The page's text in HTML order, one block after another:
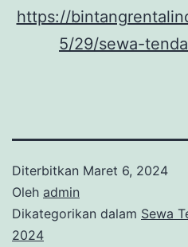
https://
5/29/sewa-
Diterbitkan Maret 6, 2024
Oleh admin
Dikategorikan dalam Sewa
2024